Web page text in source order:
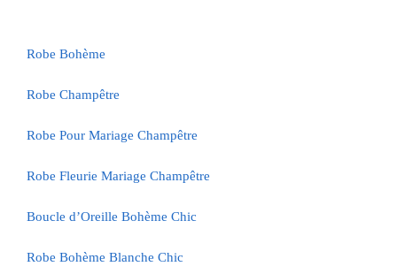
Robe Bohème
Robe Champêtre
Robe Pour Mariage Champêtre
Robe Fleurie Mariage Champêtre
Boucle d’Oreille Bohème Chic
Robe Bohème Blanche Chic